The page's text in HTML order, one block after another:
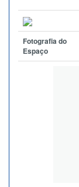
Fotografia do
Espaço